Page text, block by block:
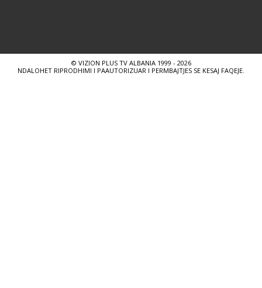
© VIZION PLUS TV ALBANIA 1999 - 2026
NDALOHET RIPRODHIMI I PAAUTORIZUAR I PERMBAJTJES SE KESAJ FAQEJE.